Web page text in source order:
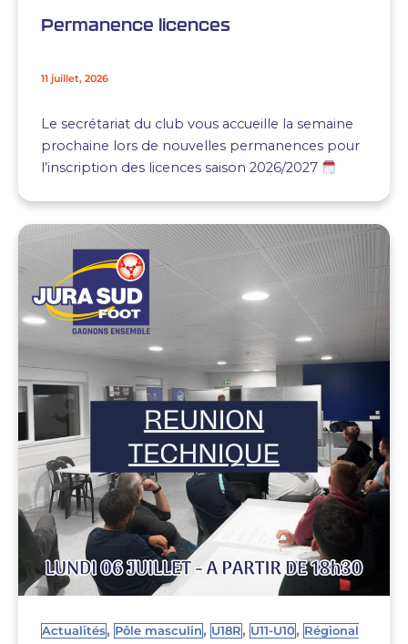
Permanence licences
11 juillet, 2026
Le secrétariat du club vous accueille la semaine
prochaine lors de nouvelles permanences pour
l’inscription des licences saison 2026/2027
Actualités, Pôle masculin, U18R, U11-U10, Régional